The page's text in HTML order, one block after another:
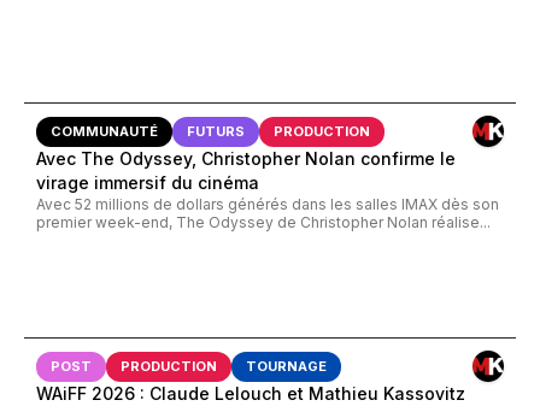
COMMUNAUTÉ FUTURS PRODUCTION
Avec The Odyssey, Christopher Nolan confirme le
virage immersif du cinéma
Avec 52 millions de dollars générés dans les salles IMAX dès son
premier week-end, The Odyssey de Christopher Nolan réalise...
POST PRODUCTION TOURNAGE
WAiFF 2026 : Claude Lelouch et Mathieu Kassovitz